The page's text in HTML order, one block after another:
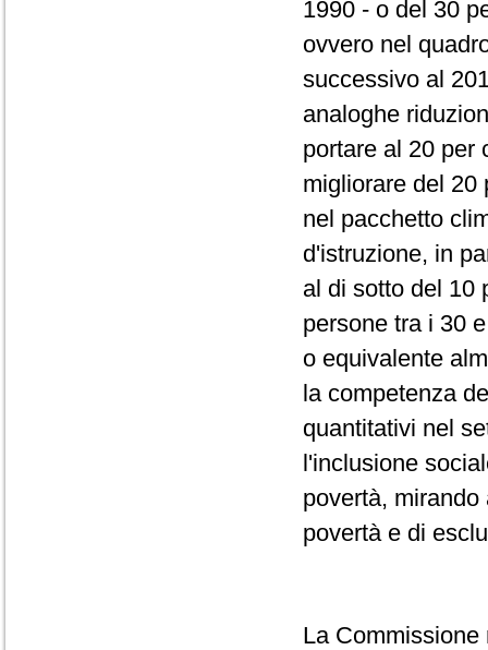
1990 - o del 30
ovvero nel
successivo al
analoghe
portare al 20 per
migliorare del 20
nel pacchetto
d'istruzione, in
al di sotto del 10
persone tra i 30
o equivalente
la competenza
quantitativi nel
l'inclusione
povertà,
povertà e di
La